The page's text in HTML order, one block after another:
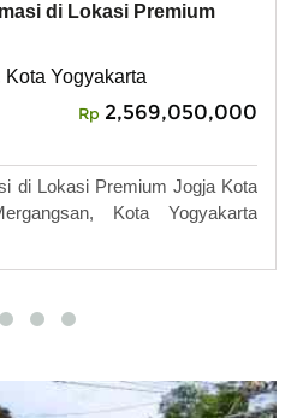
di Lokasi Premium
Yogyakarta
Rp 2,569,050,000
di Lokasi Premium Jogja Kota
Kota Yogyakarta